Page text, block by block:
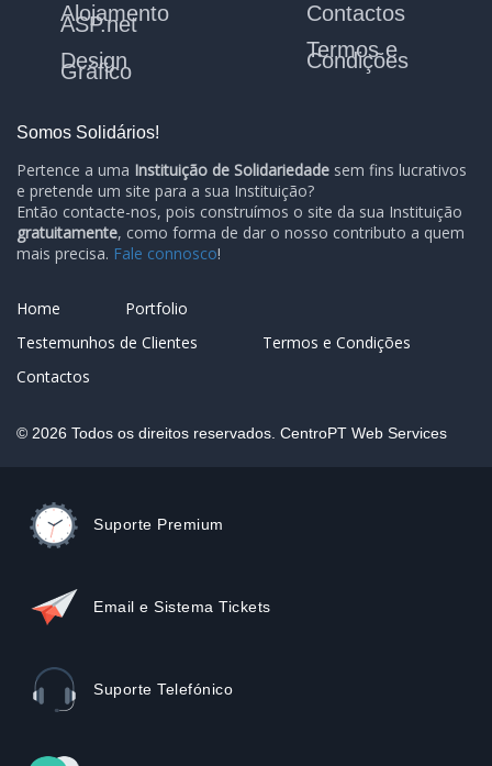
Alojamento
ASP.net
Design
Gráfico
Contactos
Termos e
Condições
Somos Solidários!
Pertence a uma Instituição de Solidariedade sem fins lucrativos
e pretende um site para a sua Instituição?
Então contacte-nos, pois construímos o site da sua Instituição
gratuitamente, como forma de dar o nosso contributo a quem
mais precisa. Fale connosco!
Home
Portfolio
Testemunhos de Clientes
Termos e Condições
Contactos
© 2026 Todos os direitos reservados. CentroPT Web Services
Suporte Premium
Email e Sistema Tickets
Suporte Telefónico